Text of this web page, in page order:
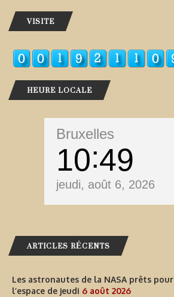
VISITE
HEURE LOCALE
Bruxelles
10 49
jeudi, août 6, 2026
ARTICLES RÉCENTS
Les astronautes de la NASA prêts
l’espace de jeudi 6 août 2026